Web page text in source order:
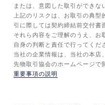
または、意図した取引ができな
上記のリスクは、お取引の典型
引に際しては契約締結前交付書
それら内容をご理解のうえ、お
自身の判断と責任で行ってくだ
当社の企業情報は、当社の本店
先物取引協会のホームページで
重要事項の説明